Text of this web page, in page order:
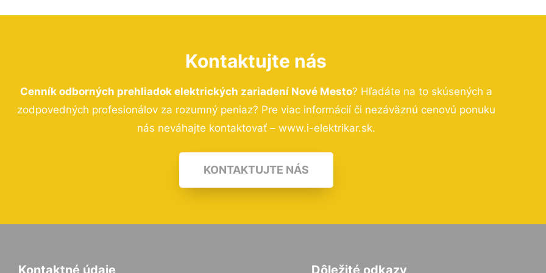
Kontaktujte nás
Cenník odborných prehliadok elektrických zariadení Nové Mesto? Hľadáte na to skúsených a
zodpovedných profesionálov za rozumný peniaz? Pre viac informácií či nezáväznú cenovú ponuku
nás neváhajte kontaktovať – www.i-elektrikar.sk.
KONTAKTUJTE NÁS
Kontaktné údaje Dôležité odkazy